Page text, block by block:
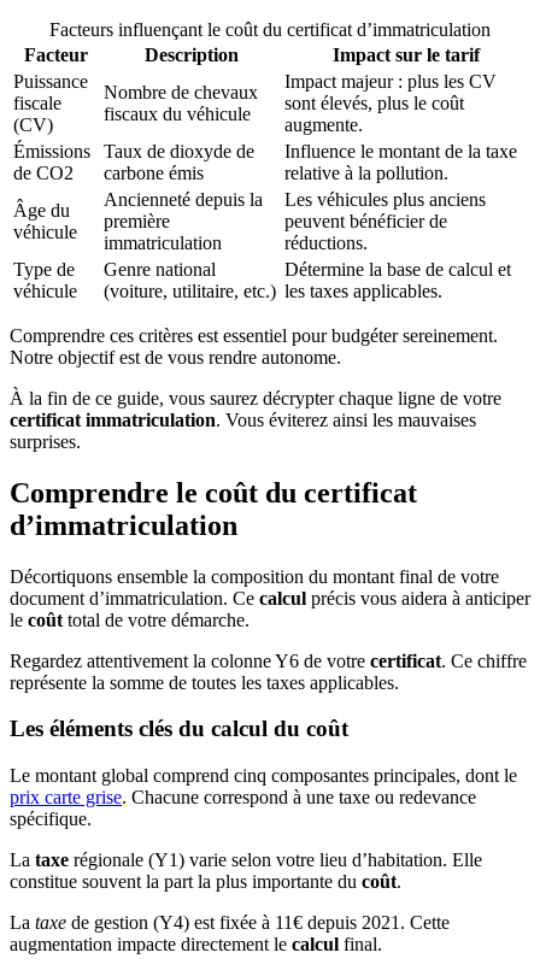
Facteurs influençant le coût du certificat d’immatriculation
Facteur
Description
Impact sur le tarif
Puissance
fiscale
(CV)
Nombre de chevaux
fiscaux du véhicule
Impact majeur : plus les CV
sont élevés, plus le coût
augmente.
Émissions
de CO2
Taux de dioxyde de
carbone émis
Influence le montant de la taxe
relative à la pollution.
Âge du
véhicule
Ancienneté depuis la
première
immatriculation
Les véhicules plus anciens
peuvent bénéficier de
réductions.
Type de
véhicule
Genre national
(voiture, utilitaire, etc.)
Détermine la base de calcul et
les taxes applicables.
Comprendre ces critères est essentiel pour budgéter sereinement.
Notre objectif est de vous rendre autonome.
À la fin de ce guide, vous saurez décrypter chaque ligne de votre
certificat immatriculation. Vous éviterez ainsi les mauvaises
surprises.
Comprendre le coût du certificat
d’immatriculation
Décortiquons ensemble la composition du montant final de votre
document d’immatriculation. Ce calcul précis vous aidera à anticiper
le coût total de votre démarche.
Regardez attentivement la colonne Y6 de votre certificat. Ce chiffre
représente la somme de toutes les taxes applicables.
Les éléments clés du calcul du coût
Le montant global comprend cinq composantes principales, dont le
prix carte grise. Chacune correspond à une taxe ou redevance
spécifique.
La taxe régionale (Y1) varie selon votre lieu d’habitation. Elle
constitue souvent la part la plus importante du coût.
La taxe de gestion (Y4) est fixée à 11€ depuis 2021. Cette
augmentation impacte directement le calcul final.